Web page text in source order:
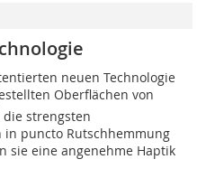
neuen Technologie
Oberflächen von
strengsten
in puncto Rutschhemmung
sie eine angenehme Haptik